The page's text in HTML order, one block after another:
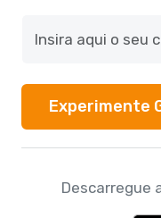
Experimente
Descarregue